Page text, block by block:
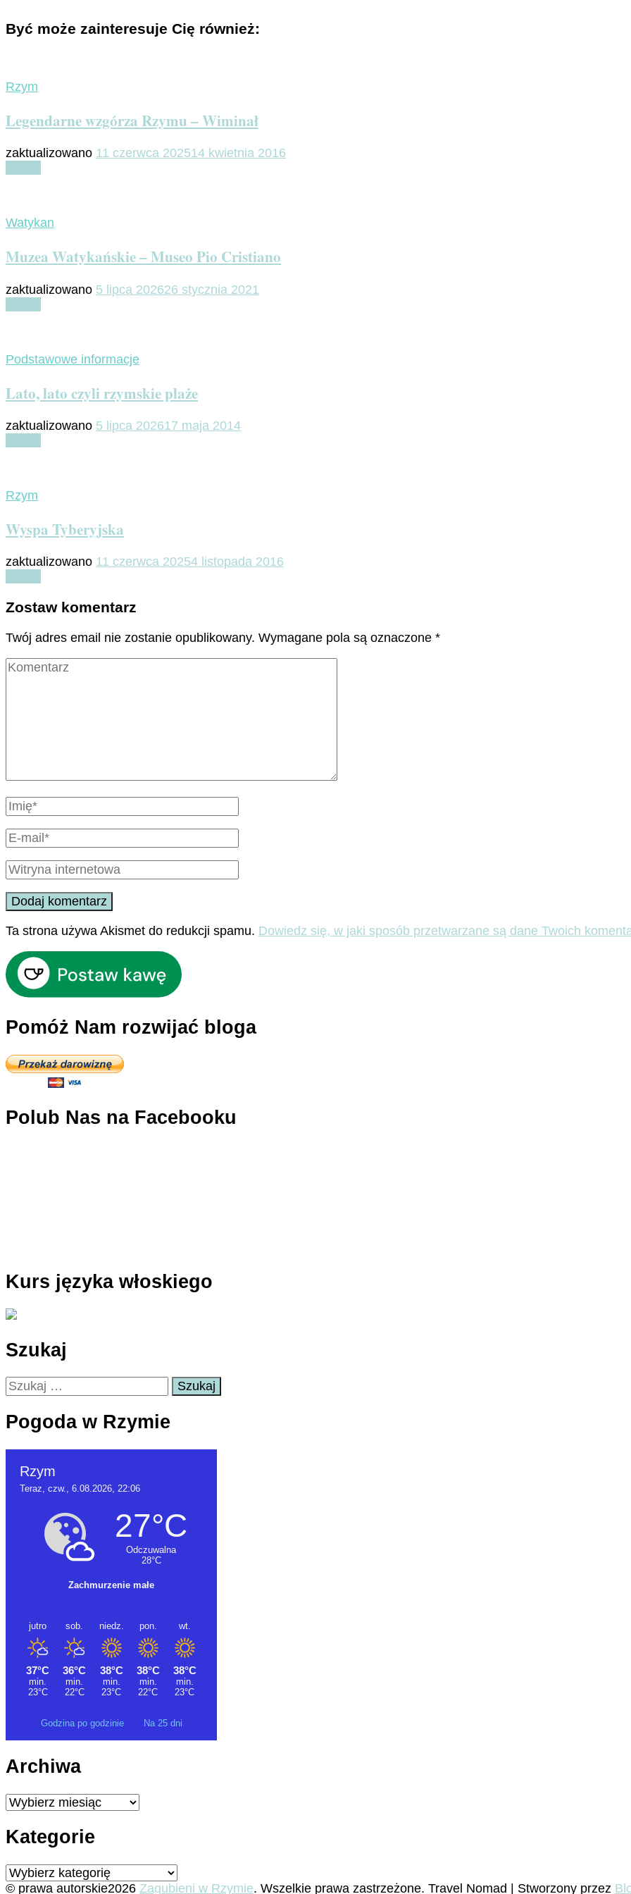
Być może zainteresuje Cię również:
Rzym
Legendarne wzgórza Rzymu – Wiminał
zaktualizowano 11 czerwca 202514 kwietnia 2016
Watykan
Muzea Watykańskie – Museo Pio Cristiano
zaktualizowano 5 lipca 202626 stycznia 2021
Podstawowe informacje
Lato, lato czyli rzymskie plaże
zaktualizowano 5 lipca 202617 maja 2014
Rzym
Wyspa Tyberyjska
zaktualizowano 11 czerwca 20254 listopada 2016
Zostaw komentarz
Twój adres email nie zostanie opublikowany. Wymagane pola są oznaczone *
Ta strona używa Akismet do redukcji spamu. Dowiedz się, w jaki sposób przetwarzane są dane Twoich
Pomóż Nam rozwijać bloga
Polub Nas na Facebooku
Kurs języka włoskiego
Szukaj
Szukaj:
Pogoda w Rzymie
Godzina po godzinie Na 25 dni
Archiwa
Archiwa
Kategorie
Kategorie
© prawa autorskie2026 Zagubieni w Rzymie. Wszelkie prawa zastrzeżone. Travel Nomad | Stworzony przez